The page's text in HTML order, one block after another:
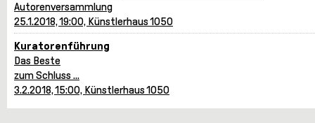
Autorenversammlung
25.1.2018, 19:00, Künstlerhaus 1050
Kuratorenführung
Das Beste
zum Schluss ...
3.2.2018, 15:00, Künstlerhaus 1050